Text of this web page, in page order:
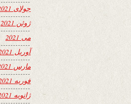
جولای 2021
ژوئن 2021
می 2021
آوریل 2021
مارس 2021
فوریه 2021
ژانویه 2021